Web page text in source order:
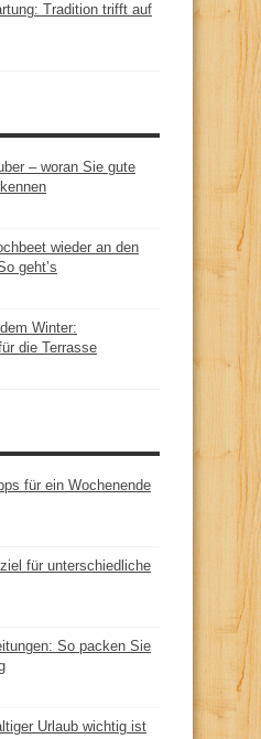
Tradition trifft auf
– woran Sie gute
wieder an den
geht’s
Winter:
die Terrasse
für ein Wochenende
für unterschiedliche
So packen Sie
Urlaub wichtig ist